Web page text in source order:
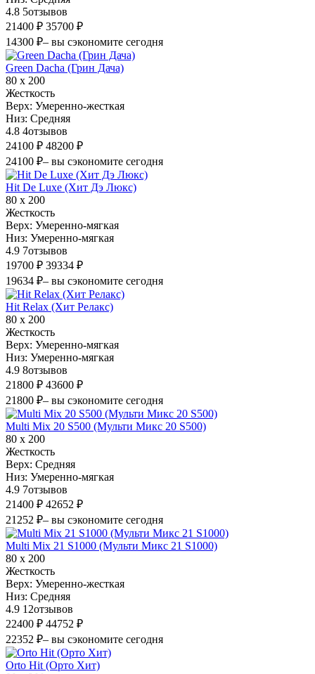
4.8 5отзывов
21400 ₽ 35700 ₽
14300 ₽– вы сэкономите сегодня
Green Dacha (Грин Дача)
80 х 200
Жесткость
Верх: Умеренно-жесткая
Низ: Средняя
4.8 4отзывов
24100 ₽ 48200 ₽
24100 ₽– вы сэкономите сегодня
Hit De Luxe (Хит Дэ Люкс)
80 х 200
Жесткость
Верх: Умеренно-мягкая
Низ: Умеренно-мягкая
4.9 7отзывов
19700 ₽ 39334 ₽
19634 ₽– вы сэкономите сегодня
Hit Relax (Хит Релакс)
80 х 200
Жесткость
Верх: Умеренно-мягкая
Низ: Умеренно-мягкая
4.9 8отзывов
21800 ₽ 43600 ₽
21800 ₽– вы сэкономите сегодня
Multi Mix 20 S500 (Мульти Микс 20 S500)
80 х 200
Жесткость
Верх: Средняя
Низ: Умеренно-мягкая
4.9 7отзывов
21400 ₽ 42652 ₽
21252 ₽– вы сэкономите сегодня
Multi Mix 21 S1000 (Мульти Микс 21 S1000)
80 х 200
Жесткость
Верх: Умеренно-жесткая
Низ: Средняя
4.9 12отзывов
22400 ₽ 44752 ₽
22352 ₽– вы сэкономите сегодня
Orto Hit (Орто Хит)